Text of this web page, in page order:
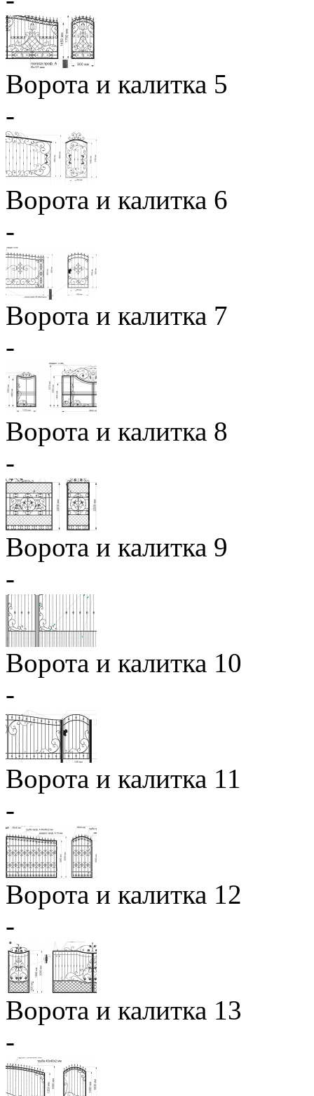
Ворота и калитка 5
-
Ворота и калитка 6
-
Ворота и калитка 7
-
Ворота и калитка 8
-
Ворота и калитка 9
-
Ворота и калитка 10
-
Ворота и калитка 11
-
Ворота и калитка 12
-
Ворота и калитка 13
-